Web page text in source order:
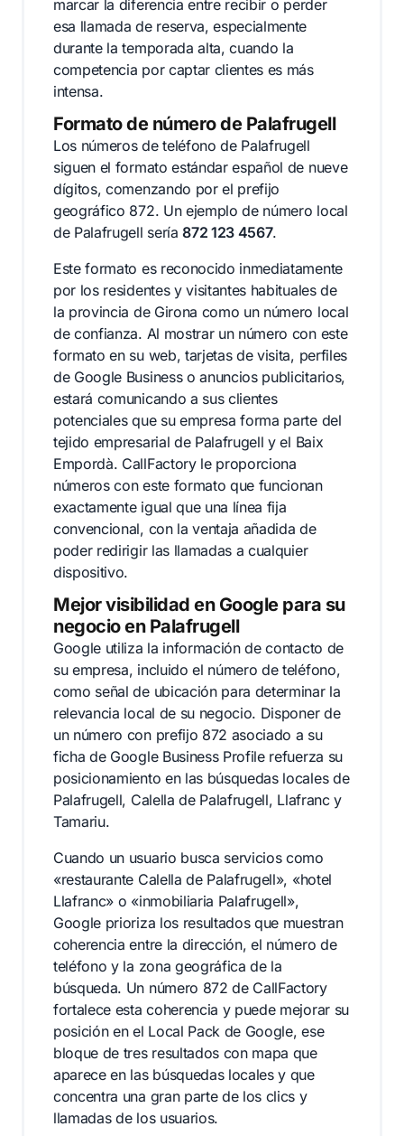
marcar la diferencia entre recibir o perder
esa llamada de reserva, especialmente
durante la temporada alta, cuando la
competencia por captar clientes es más
intensa.
Formato de número de Palafrugell
Los números de teléfono de Palafrugell
siguen el formato estándar español de nueve
dígitos, comenzando por el prefijo
geográfico 872. Un ejemplo de número local
de Palafrugell sería872 123 4567.
Este formato es reconocido inmediatamente
por los residentes y visitantes habituales de
la provincia de Girona como un número local
de confianza. Al mostrar un número con este
formato en su web, tarjetas de visita, perfiles
de Google Business o anuncios publicitarios,
estará comunicando a sus clientes
potenciales que su empresa forma parte del
tejido empresarial de Palafrugell y el Baix
Empordà. CallFactory le proporciona
números con este formato que funcionan
exactamente igual que una línea fija
convencional, con la ventaja añadida de
poder redirigir las llamadas a cualquier
dispositivo.
Mejor visibilidad en Google para su
negocio en Palafrugell
Google utiliza la información de contacto de
su empresa, incluido el número de teléfono,
como señal de ubicación para determinar la
relevancia local de su negocio. Disponer de
un número con prefijo 872 asociado a su
ficha de Google Business Profile refuerza su
posicionamiento en las búsquedas locales de
Palafrugell, Calella de Palafrugell, Llafranc y
Tamariu.
Cuando un usuario busca servicios como
«restaurante Calella de Palafrugell», «hotel
Llafranc» o «inmobiliaria Palafrugell»,
Google prioriza los resultados que muestran
coherencia entre la dirección, el número de
teléfono y la zona geográfica de la
búsqueda. Un número 872 de CallFactory
fortalece esta coherencia y puede mejorar su
posición en el Local Pack de Google, ese
bloque de tres resultados con mapa que
aparece en las búsquedas locales y que
concentra una gran parte de los clics y
llamadas de los usuarios.